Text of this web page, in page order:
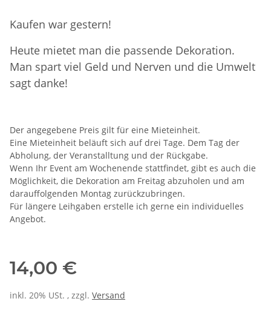
Kaufen war gestern!
Heute mietet man die passende Dekoration.
Man spart viel Geld und Nerven und die Umwelt
sagt danke!
Der angegebene Preis gilt für eine Mieteinheit.
Eine Mieteinheit beläuft sich auf drei Tage. Dem Tag der
Abholung, der Veranstalltung und der Rückgabe.
Wenn Ihr Event am Wochenende stattfindet, gibt es auch die
Möglichkeit, die Dekoration am Freitag abzuholen und am
darauffolgenden Montag zurückzubringen.
Für längere Leihgaben erstelle ich gerne ein individuelles
Angebot.
14,00 €
inkl. 20% USt. , zzgl. Versand